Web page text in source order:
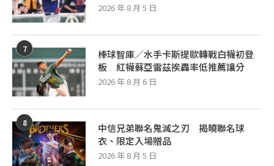
2026 年 8 月 5 日
7
棒球智庫／水手卡斯提歐轉戰白襪初登
板 紅襪蘇亞雷茲挨轟率低推薦讓分
2026 年 8 月 6 日
8
中信兄弟聯名鬼滅之刃 揭曉聯名球
衣、限定入場贈品
2026 年 8 月 5 日